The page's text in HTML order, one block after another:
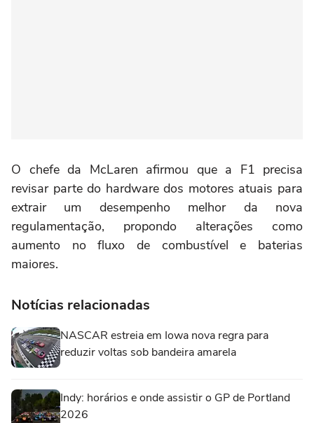
O chefe da McLaren afirmou que a F1 precisa
revisar parte do hardware dos motores atuais para
extrair um desempenho melhor da nova
regulamentação, propondo alterações como
aumento no fluxo de combustível e baterias
maiores.
Notícias relacionadas
NASCAR estreia em Iowa nova regra para
reduzir voltas sob bandeira amarela
Indy: horários e onde assistir o GP de Portland
2026